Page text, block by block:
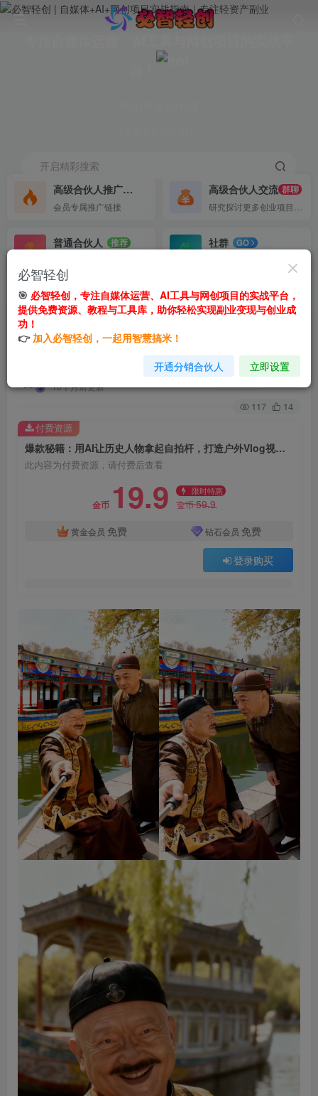
开启精彩搜索
高级合伙人推广50%
会员专属推广链接
高级合伙人交流 群聊
普通合伙人
推荐
社群
GO
首页 网创项目 正文
爆款秘籍：用AI让历史人物拿起自拍杆，打造户外
Vlog视频！
10个月前更新
关注 私信
117 14
爆款秘籍：用AI让历史人物拿起自拍杆，打造户外Vlog视频！
此内容为付费资源，请付费后查看
金币 19.9 限时特惠
金币59.9
黄金会员 免费 钻石会员 免费
登录购买
付费资源
必智轻创
🎯 必智轻创，专注自媒体运营、AI工具与网创项目的实战平台，
提供免费资源、教程与工具库，助你轻松实现副业变现与创业成
功！
👉 加入必智轻创，一起用智慧搞米！
开通分销合伙人 立即设置